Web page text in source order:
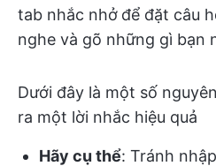
tab nhắc nhở để đặt câu
nghe và gõ những gì bạn
Dưới đây là một số
ra một lời nhắc hiệu quả
Hãy cụ thể: Tránh